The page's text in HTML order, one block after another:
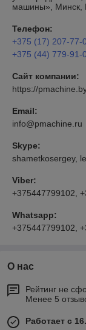
машины», Минск,
Телефон:
+375 (17) 207-77-
+375 (44) 779-91-
Сайт компании:
https://
Email:
info@pmachine.ru
Skype:
shametkosergey,
Viber:
+375447799102,
Whatsapp:
+375447799102,
О нас
Рейтинг не
Менее 5
Работает с